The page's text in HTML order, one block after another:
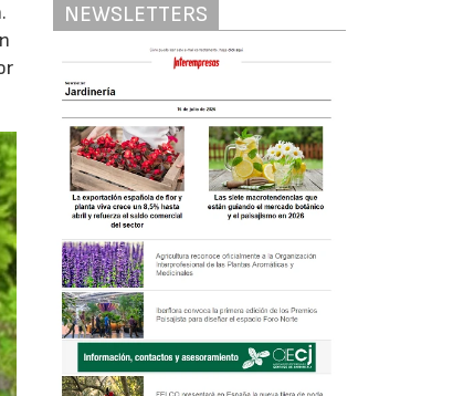
NEWSLETTERS